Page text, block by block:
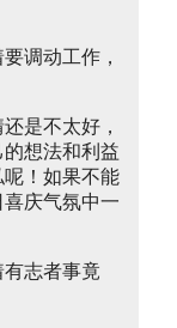
调动工作，
是不太好，
想法和利益
！如果不能
庆气氛中一
志者事竟